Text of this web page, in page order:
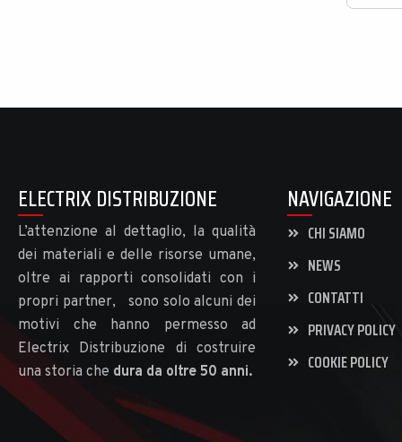
ELECTRIX DISTRIBUZIONE
L’attenzione al dettaglio, la qualità
dei materiali e delle risorse umane,
oltre ai rapporti consolidati con i
propri partner, sono solo alcuni dei
motivi che hanno permesso ad
Electrix Distribuzione di costruire
una storia che dura da oltre 50 anni.
NAVIGAZIONE
CHI SIAMO
NEWS
CONTATTI
PRIVACY POLICY
COOKIE POLICY